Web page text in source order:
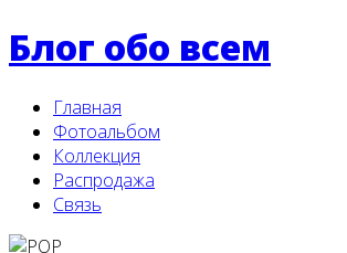
Блог обо всем
Главная
Фотоальбом
Коллекция
Распродажа
Связь